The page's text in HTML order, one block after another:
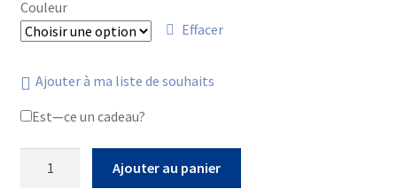
Couleur
Effacer
Ajouter à ma liste de souhaits
Est—ce un cadeau?
Ajouter au panier